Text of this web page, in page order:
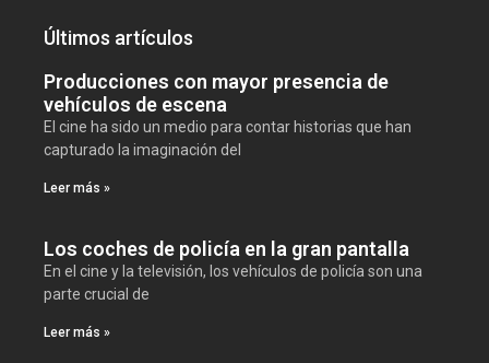
Últimos artículos
Producciones con mayor presencia de
vehículos de escena
El cine ha sido un medio para contar historias que han
capturado la imaginación del
Leer más »
Los coches de policía en la gran pantalla
En el cine y la televisión, los vehículos de policía son una
parte crucial de
Leer más »